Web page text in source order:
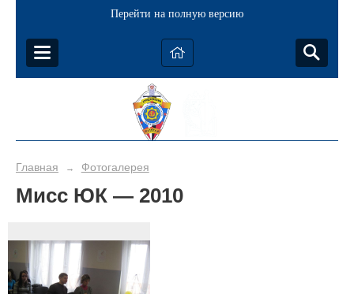
Перейти на полную версию
Главная → Фотогалерея
Мисс ЮК — 2010